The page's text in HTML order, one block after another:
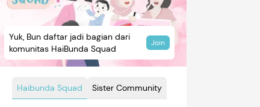
Haibunda Squad Sister Community
Yuk, Bun daftar jadi bagian dari
komunitas HaiBunda Squad
Join